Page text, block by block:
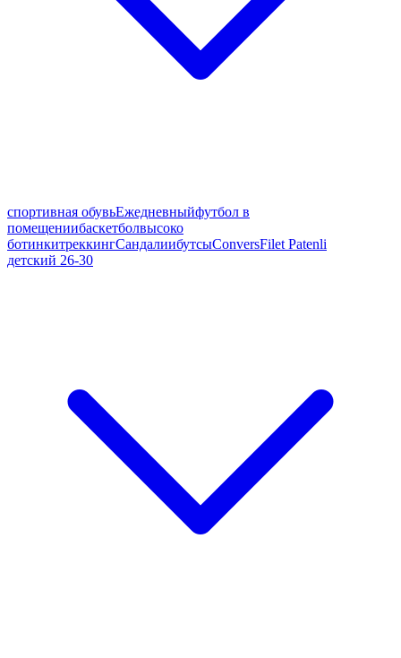
спортивная обувьЕжедневныйфутбол в
помещениибаскетболвысоко
ботинкитреккингСандалиибутсыConversFilet Patenli
детский 26-30